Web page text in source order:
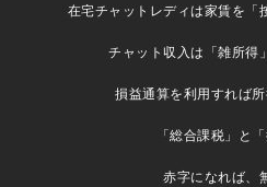
在宅チャットレディは家賃を「
チャット収入は「雑所得
損益通算を利用すれば
「総合課税」と
赤字になれば、